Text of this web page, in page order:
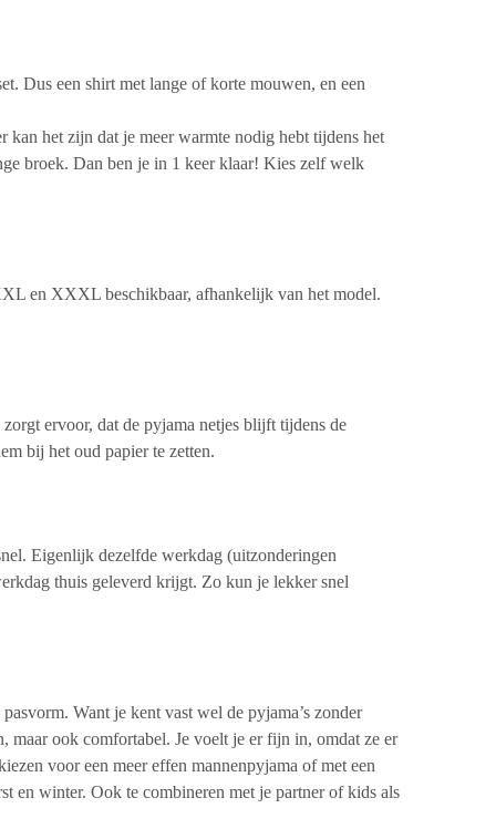
Dus een shirt met lange of korte mouwen, en een
het zijn dat je meer warmte nodig hebt tijdens het
broek. Dan ben je in 1 keer klaar! Kies zelf welk
en XXXL beschikbaar, afhankelijk van het model.
ervoor, dat de pyjama netjes blijft tijdens de
bij het oud papier te zetten.
Eigenlijk dezelfde werkdag (uitzonderingen
thuis geleverd krijgt. Zo kun je lekker snel
Want je kent vast wel de pyjama’s zonder
maar ook comfortabel. Je voelt je er fijn in, omdat ze er
voor een meer effen mannenpyjama of met een
en winter. Ook te combineren met je partner of kids als